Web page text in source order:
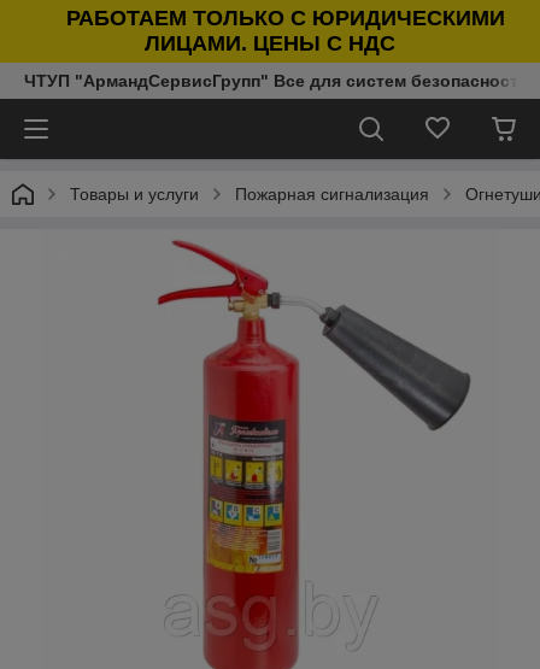
РАБОТАЕМ ТОЛЬКО С ЮРИДИЧЕСКИМИ
ЛИЦАМИ. ЦЕНЫ С НДС
ЧТУП "АрмандСервисГрупп" Все для систем безопасности
Товары и услуги Пожарная сигнализация